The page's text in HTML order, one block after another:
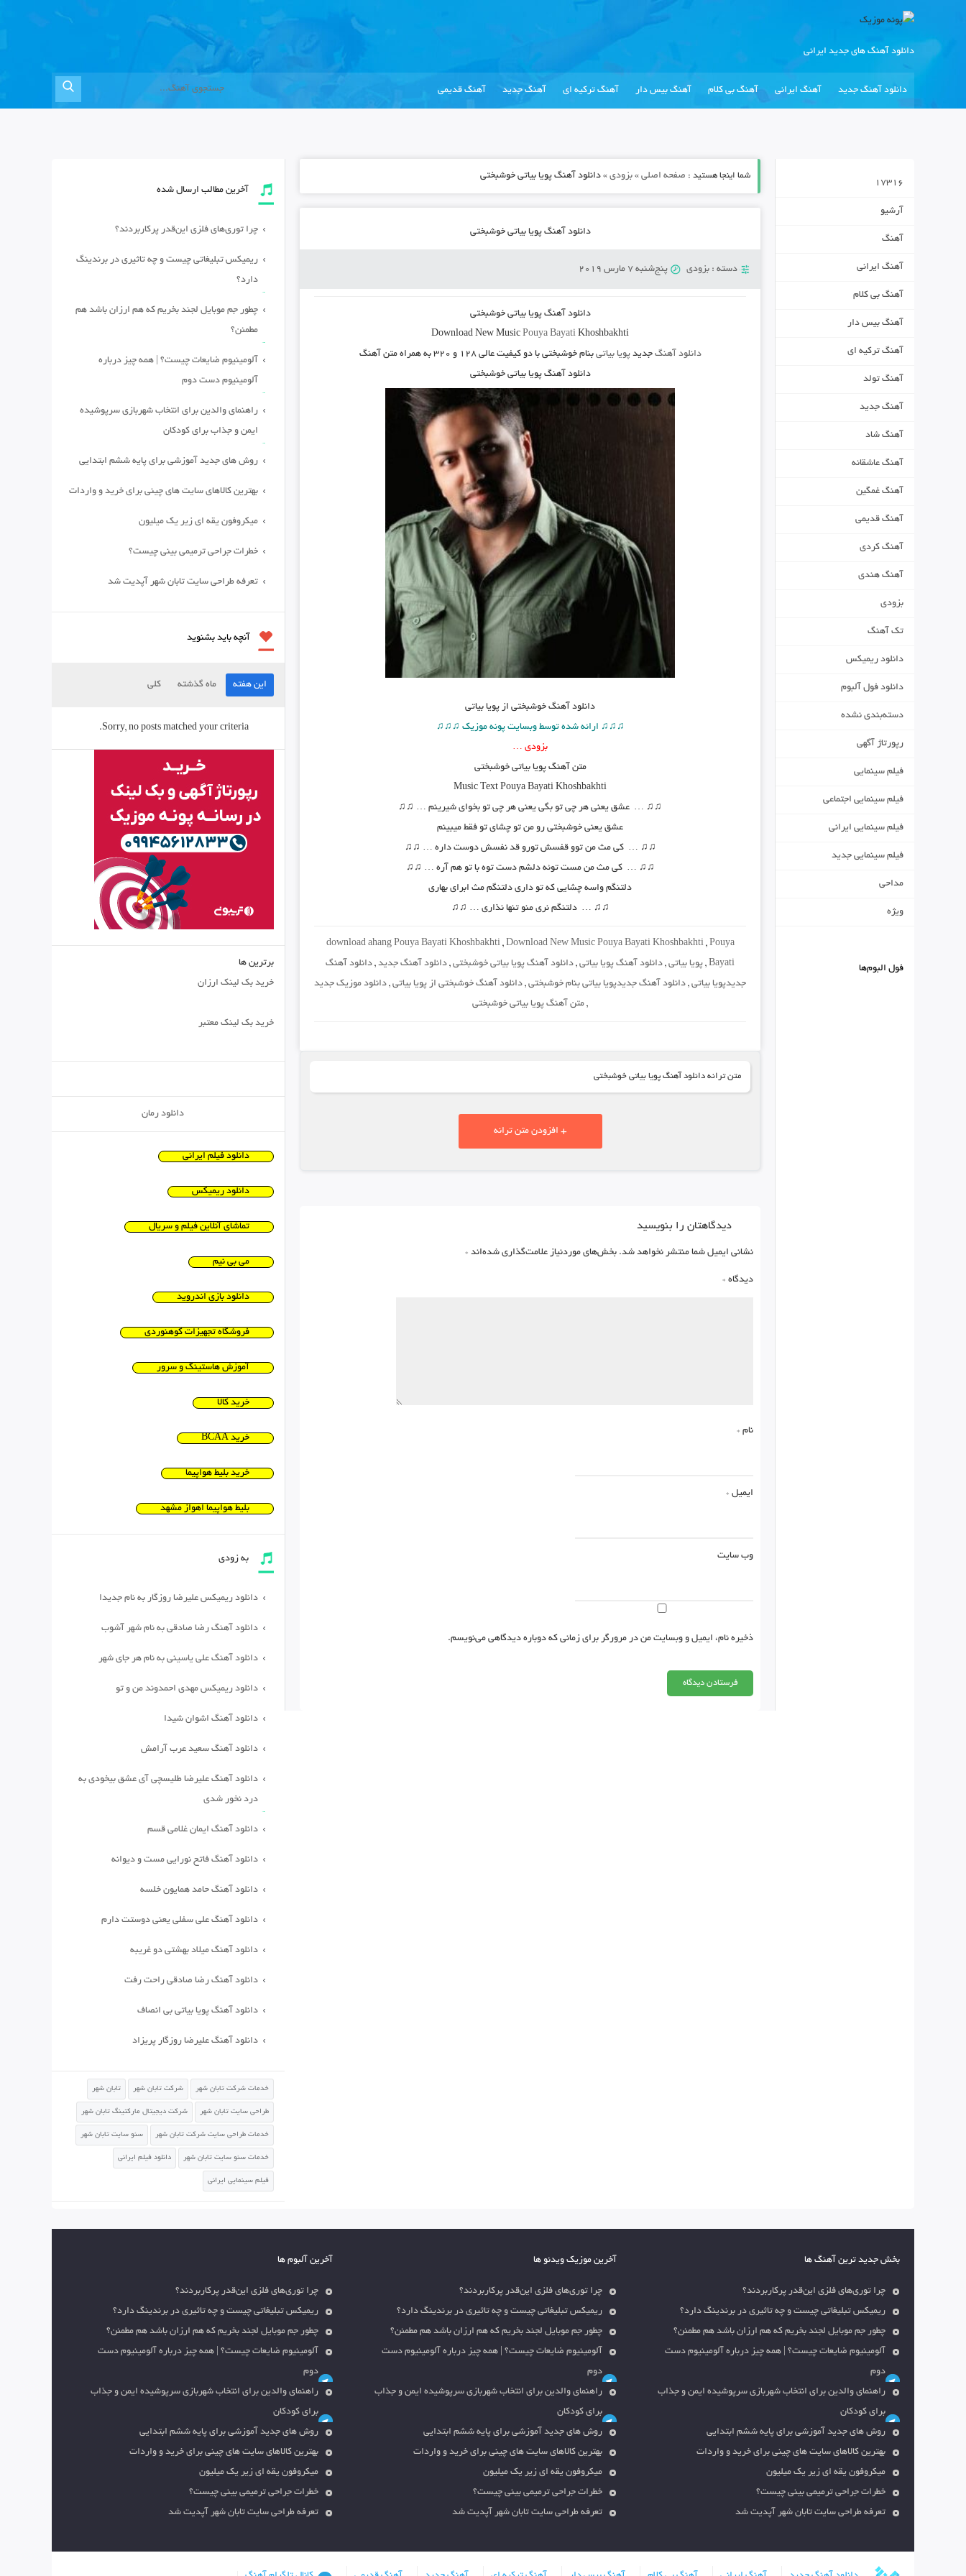
دانلود آهنگ های جدید ایرانی
دانلود آهنگ جدید آهنگ ایرانی آهنگ بی کلام آهنگ بیس دار آهنگ ترکیه ای آهنگ جدید آهنگ قدیمی
شما اینجا هستید : صفحه اصلی» بزودی» دانلود آهنگ پویا بیاتی خوشبختی
دانلود آهنگ پویا بیاتی خوشبختی
دسته : بزودی پنج‌شنبه 7 مارس 2019
دانلود آهنگ پویا بیاتی خوشبختی
Download New MusicPouya Bayati Khoshbakhti
دانلود آهنگ جدیدپویا بیاتی بنام خوشبختیبا دو کیفیت عالی ۱۲۸ و ۳۲۰ به همراه متن آهنگ
دانلود آهنگ پویا بیاتی خوشبختی
دانلود آهنگخوشبختی از پویا بیاتی
♫♫♫ ارائه شده توسط وبسایت پونه موزیک ♫♫♫
بزودی …
متن آهنگ پویا بیاتی خوشبختی
Music TextPouya Bayati Khoshbakhti
♫
♫ … عشق یعنی هر چی تو بگی یعنی هر چی تو بخوای شیرینم … ♫♫
عشق یعنی خوشبختی رو من تو چشای تو فقط میبینم
♫
♫ … کی مث من توو قفسش تورو قد نفسش دوست داره … ♫♫
♫
♫ … کی مث من مست توئه دلشم دست توه با تو هم آره … ♫♫
دلتنگم واسه چشایی که تو داری دلتنگم مث ابرای بهاری
♫
♫ … دلتنگم نری منو تنها نذاری … ♫♫
download ahang Pouya Bayati Khoshbakhti, Download New Music Pouya Bayati Khoshbakhti, Pouya
Bayati
, پویا بیاتی, دانلود آهنگ پویا بیاتی, دانلود آهنگ پویا بیاتی خوشبختی, دانلود آهنگ جدید, دانلود آهنگ
جدیدپویا بیاتی, دانلود آهنگ جدیدپویا بیاتی بنام خوشبختی, دانلود آهنگ خوشبختی از پویا بیاتی, دانلود موزیک جدید
, متن آهنگ پویا بیاتی خوشبختی
متن ترانه دانلود آهنگ پویا بیاتی خوشبختی
+ افزودن متن ترانه
دیدگاهتان را بنویسید
نشانی ایمیل شما منتشر نخواهد شد. بخش‌های موردنیاز علامت‌گذاری شده‌اند *
دیدگاه *
نام *
ایمیل *
وب‌ سایت
ذخیره نام، ایمیل و وبسایت من در مرورگر برای زمانی که دوباره دیدگاهی می‌نویسم.
17316
آرشیو
آهنگ
آهنگ ایرانی
آهنگ بی کلام
آهنگ بیس دار
آهنگ ترکیه ای
آهنگ تولد
آهنگ جدید
آهنگ شاد
آهنگ عاشقانه
آهنگ غمگین
آهنگ قدیمی
آهنگ کردی
آهنگ هندی
بزودی
تک آهنگ
دانلود ریمیکس
دانلود فول آلبوم
دسته‌بندی نشده
رپورتاژ آگهی
فیلم سینمایی
فیلم سینمایی اجتماعی
فیلم سینمایی ایرانی
فیلم سینمایی جدید
مداحی
ویژه
فول البوم‌ها
آخرین مطالب ارسال شده
چرا توری‌های فلزی این‌قدر پرکاربردند؟
ریمیکس تبلیغاتی چیست و چه تاثیری در برندینگ
دارد؟
چطور جم موبایل لجند بخریم که هم ارزان باشد هم
مطمئن؟
آلومینیوم ضایعات چیست؟ | همه چیز درباره
آلومینیوم دست دوم
راهنمای والدین برای انتخاب شهربازی سرپوشیده
ایمن و جذاب برای کودکان
روش های جدید آموزشی برای پایه ششم ابتدایی
بهترین کالاهای سایت های چینی برای خرید و واردات
میکروفون یقه ای زیر یک میلیون
خطرات جراحی ترمیمی بینی چیست؟
تعرفه طراحی سایت تابان شهر آپدیت شد
آنچه باید بشنوید
این هفته ماه گذشته کلی
Sorry, no posts matched your criteria.
برترین ها
خرید بک لینک ارزان
خرید بک لینک معتبر
دانلود رمان
دانلود فیلم ایرانی
دانلود ریمیکس
تماشای آنلاین فیلم و سریال
می بی نیم
دانلود بازی اندروید
فروشگاه تجهیزات کوهنوردی
آموزش هاستینگ و سرور
خرید کالا
خرید BCAA
خرید بلیط هواپیما
بلیط هواپیما اهواز مشهد
به زودی
دانلود ریمیکس علیرضا روزگار به نام جدیدا
دانلود آهنگ رضا صادقی به نام شهر آشوب
دانلود آهنگ علی یاسینی به نام هر جای شهر
دانلود ریمیکس مهدی احمدوند من و تو
دانلود آهنگ اشوان شیدا
دانلود آهنگ سعید عرب آرامش
دانلود آهنگ علیرضا طلیسچی آی عشق بیخودی به
درد نخور شدی
دانلود آهنگ ایمان غلامی قسم
دانلود آهنگ فاتح نورایی مست و دیوانه
دانلود آهنگ حامد همایون خلسه
دانلود آهنگ علی سفلی یعنی دوستت دارم
دانلود آهنگ میلاد بهشتی دو غریبه
دانلود آهنگ رضا صادقی راحت رفت
دانلود آهنگ پویا بیاتی بی انصاف
دانلود آهنگ علیرضا روزگار پریزاد
خدمات شرکت تابان شهر شرکت تابان شهر تابان شهر
طراحی سایت تابان شهر شرکت دیجیتال مارکتینگ تابان شهر
خدمات طراحی سایت شرکت تابان شهر سئو سایت تابان شهر
خدمات سئو سایت تابان شهر دانلود فیلم ایرانی
فیلم سینمایی ایرانی
بخش جدید ترین آهنگ ها
چرا توری‌های فلزی این‌قدر پرکاربردند؟
ریمیکس تبلیغاتی چیست و چه تاثیری در برندینگ دارد؟
چطور جم موبایل لجند بخریم که هم ارزان باشد هم مطمئن؟
آلومینیوم ضایعات چیست؟ | همه چیز درباره آلومینیوم دست
دوم
راهنمای والدین برای انتخاب شهربازی سرپوشیده ایمن و جذاب
برای کودکان
روش های جدید آموزشی برای پایه ششم ابتدایی
بهترین کالاهای سایت های چینی برای خرید و واردات
میکروفون یقه ای زیر یک میلیون
خطرات جراحی ترمیمی بینی چیست؟
تعرفه طراحی سایت تابان شهر آپدیت شد
آخرین موزیک ویدئو ها
چرا توری‌های فلزی این‌قدر پرکاربردند؟
ریمیکس تبلیغاتی چیست و چه تاثیری در برندینگ دارد؟
چطور جم موبایل لجند بخریم که هم ارزان باشد هم مطمئن؟
آلومینیوم ضایعات چیست؟ | همه چیز درباره آلومینیوم دست
دوم
راهنمای والدین برای انتخاب شهربازی سرپوشیده ایمن و جذاب
برای کودکان
روش های جدید آموزشی برای پایه ششم ابتدایی
بهترین کالاهای سایت های چینی برای خرید و واردات
میکروفون یقه ای زیر یک میلیون
خطرات جراحی ترمیمی بینی چیست؟
تعرفه طراحی سایت تابان شهر آپدیت شد
آخرین آلبوم ها
چرا توری‌های فلزی این‌قدر پرکاربردند؟
ریمیکس تبلیغاتی چیست و چه تاثیری در برندینگ دارد؟
چطور جم موبایل لجند بخریم که هم ارزان باشد هم مطمئن؟
آلومینیوم ضایعات چیست؟ | همه چیز درباره آلومینیوم دست
دوم
راهنمای والدین برای انتخاب شهربازی سرپوشیده ایمن و جذاب
برای کودکان
روش های جدید آموزشی برای پایه ششم ابتدایی
بهترین کالاهای سایت های چینی برای خرید و واردات
میکروفون یقه ای زیر یک میلیون
خطرات جراحی ترمیمی بینی چیست؟
تعرفه طراحی سایت تابان شهر آپدیت شد